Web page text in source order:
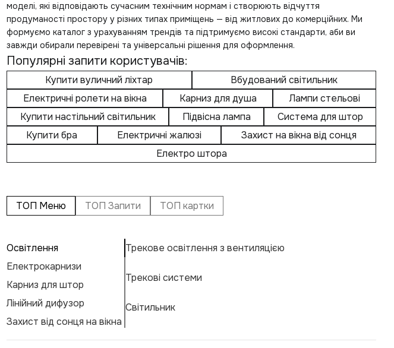
моделі, які відповідають сучасним технічним нормам і створюють відчуття
продуманості простору у різних типах приміщень — від житлових до комерційних. Ми
формуємо каталог з урахуванням трендів та підтримуємо високі стандарти, аби ви
завжди обирали перевірені та універсальні рішення для оформлення.
Популярні запити користувачів:
Купити вуличний ліхтар
Вбудований світильник
Електричні ролети на вікна
Карниз для душа
Лампи стельові
Купити настільний світильник
Підвісна лампа
Система для штор
Купити бра
Електричні жалюзі
Захист на вікна від сонця
Електро штора
ТОП Меню ТОП Запити ТОП картки
Освітлення
Електрокарнизи
Карниз для штор
Лінійний дифузор
Захист від сонця на вікна
Трекове освітлення з вентиляцією
Трекові системи
Світильник